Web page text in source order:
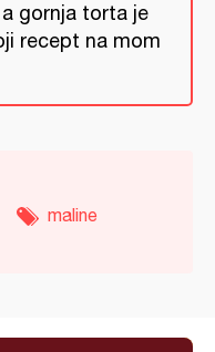
gornja torta je
recept na mom
maline